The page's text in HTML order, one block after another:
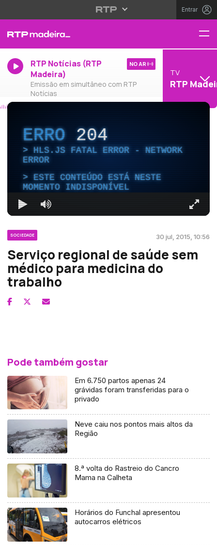
Entrar
RTP Notícias (RTP
Madeira)
Emissão em simultâneo com RTP
Notícias
NO AR
TV
RTP
ERRO204
HLS.JS FATAL ERROR - NETWORK
ERROR
ESTE CONTEÚDO ESTÁ NESTE
MOMENTO INDISPONÍVEL
SOCIEDADE 30 jul, 2015, 10:56
Serviço regional de saúde sem
médico para medicina do
trabalho
Pode também gostar
Em 6.750 partos apenas 24
grávidas foram transferidas para o
privado
Neve caiu nos pontos mais altos da
Região
8.ª volta do Rastreio do Cancro
Mama na Calheta
Horários do Funchal apresentou
autocarros elétricos